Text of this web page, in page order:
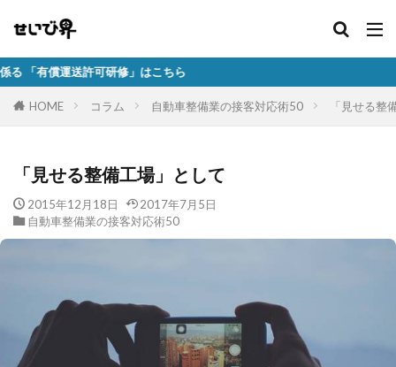
可研修」はこちら
HOME コラム 自動車整備業の接客対応術50 「見せる整
「見せる整備工場」として
2015年12月18日
2017年7月5日
自動車整備業の接客対応術50